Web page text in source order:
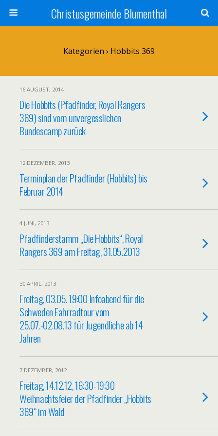
Christusgemeinde Blumenthal
Kategorien › Hobbits 369
16 AUGUST, 2014
Die Hobbits (Pfadfinder, Royal Rangers
369) sind vom unvergesslichen
Bundescamp zurück
12 DEZEMBER, 2013
Terminplan der Pfadfinder (Hobbits) bis
Februar 2014
4 JUNI, 2013
Pfadfinderstamm „Die Hobbits“, Royal
Rangers 369 am Freitag, 31.05.2013
30 APRIL, 2013
Freitag, 03.05. 19:00 Infoabend für die
Schweden Fahrradtour vom
25.07.-02.08.13 für Jugendliche ab 14
Jahren
7 DEZEMBER, 2012
Freitag, 14.12.12, 16:30-19:30
Weihnachtsfeier der Pfadfinder „Hobbits
369“ im Wald